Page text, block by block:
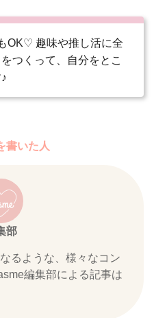
OK♡ 趣味や推し活に全
つくって、自分をとこ
書いた人
部
るような、様々なコン
編集部による記事は